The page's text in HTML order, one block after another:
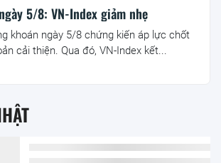
5/8: VN-Index giảm nhẹ
khoán ngày 5/8 chứng kiến áp lực chốt
cải thiện. Qua đó, VN-Index kết...